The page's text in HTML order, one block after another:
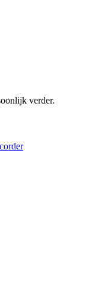
verder.